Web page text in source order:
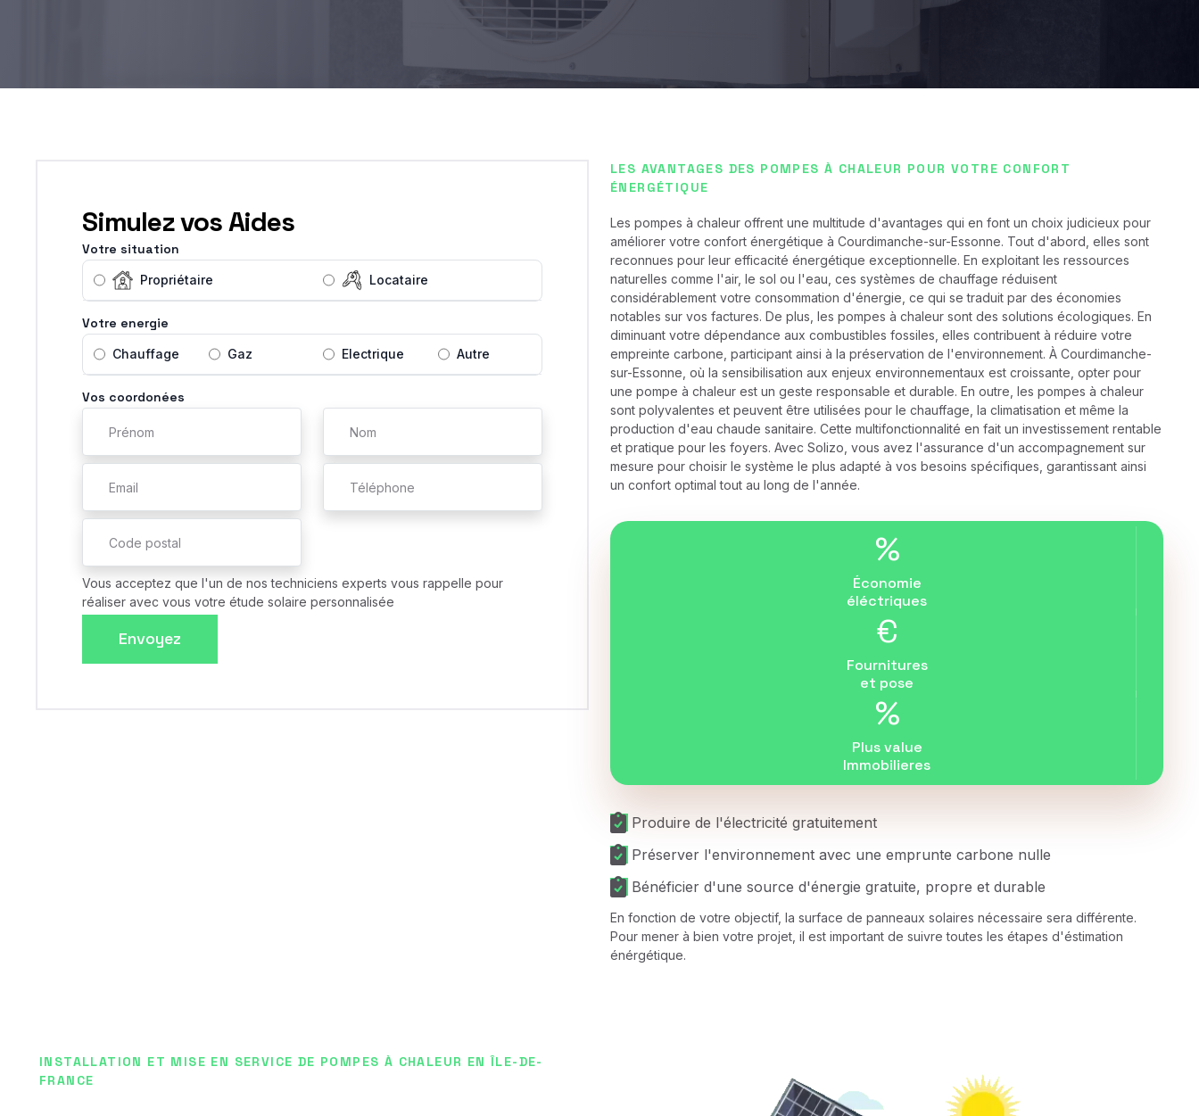
LES AVANTAGES DES POMPES À CHALEUR POUR VOTRE CONFORT
ÉNERGÉTIQUE
Les pompes à chaleur offrent une multitude d'avantages qui en font un choix judicieux pour
améliorer votre confort énergétique à Courdimanche-sur-Essonne. Tout d'abord, elles sont
reconnues pour leur efficacité énergétique exceptionnelle. En exploitant les ressources
naturelles comme l'air, le sol ou l'eau, ces systèmes de chauffage réduisent
considérablement votre consommation d'énergie, ce qui se traduit par des économies
notables sur vos factures. De plus, les pompes à chaleur sont des solutions écologiques. En
diminuant votre dépendance aux combustibles fossiles, elles contribuent à réduire votre
empreinte carbone, participant ainsi à la préservation de l'environnement. À Courdimanche-
sur-Essonne, où la sensibilisation aux enjeux environnementaux est croissante, opter pour
une pompe à chaleur est un geste responsable et durable. En outre, les pompes à chaleur
sont polyvalentes et peuvent être utilisées pour le chauffage, la climatisation et même la
production d'eau chaude sanitaire. Cette multifonctionnalité en fait un investissement rentable
et pratique pour les foyers. Avec Solizo, vous avez l'assurance d'un accompagnement sur
mesure pour choisir le système le plus adapté à vos besoins spécifiques, garantissant ainsi
un confort optimal tout au long de l'année.
%
Économie
éléctriques
€
Fournitures
et pose
%
Plus value
Immobilieres
Produire de l'électricité gratuitement
Préserver l'environnement avec une emprunte carbone nulle
Bénéficier d'une source d'énergie gratuite, propre et durable
En fonction de votre objectif, la surface de panneaux solaires nécessaire sera différente.
Pour mener à bien votre projet, il est important de suivre toutes les étapes d'éstimation
énérgétique.
Simulez vos Aides
Votre situation
Propriétaire Locataire
Votre energie
Chauffage Gaz Electrique Autre
Vos coordonées
Vous acceptez que l'un de nos techniciens experts vous rappelle pour
réaliser avec vous votre étude solaire personnalisée
Envoyez
INSTALLATION ET MISE EN SERVICE DE POMPES À CHALEUR EN ÎLE-DE-
FRANCE